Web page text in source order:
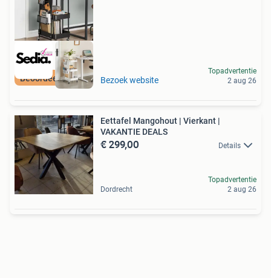
Beoordeeld met 9+ Bezoek website
Topadvertentie
2 aug 26
Eettafel Mangohout | Vierkant |
VAKANTIE DEALS
€ 299,00 Details
Dordrecht
Topadvertentie
2 aug 26